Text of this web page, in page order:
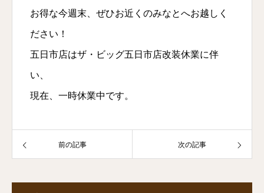
お得な今週末、ぜひお近くのみなとへお越しく
ださい！
五日市店はザ・ビッグ五日市店改装休業に伴
い、
現在、一時休業中です。
前の記事 次の記事